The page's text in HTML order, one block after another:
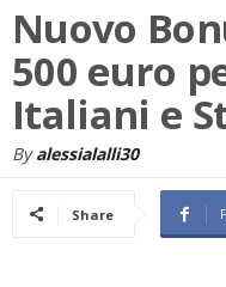
Nuovo
500 euro
Italiani e
By alessialalli30
Share